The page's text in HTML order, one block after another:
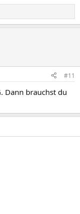
#11
Dann brauchst du